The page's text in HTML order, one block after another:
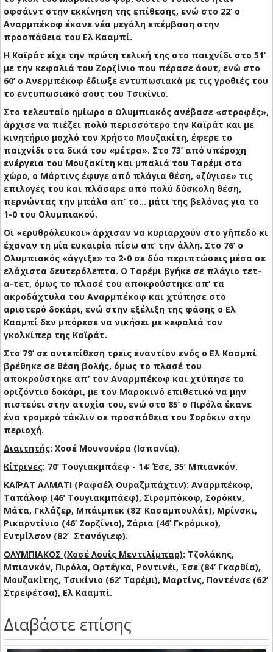
οφσάιντ στην εκκίνηση της επίθεσης, ενώ στο 22’ ο
Αναρμπέκοφ έκανε νέα μεγάλη επέμβαση στην
προσπάθεια του Ελ Κααμπί.
Η Καϊράτ είχε την πρώτη τελική της στο παιχνίδι στο 51’
με την κεφαλιά του Ζορζίνιο που πέρασε άουτ, ενώ στο
60’ ο Ανερμπέκοφ έδιωξε εντυπωσιακά με τις γροθιές του
το εντυπωσιακό σουτ του Τσικίνιο.
Στο τελευταίο ημίωρο ο Ολυμπιακός ανέβασε «στροφές»,
άρχισε να πιέζει πολύ περισσότερο την Καϊράτ και με
κινητήριο μοχλό τον Χρήστο Μουζακίτη, έφερε το
παιχνίδι στα δικά του «μέτρα». Στο 73’ από υπέροχη
ενέργεια του Μουζακίτη και μπαλιά του Ταρέμι στο
χώρο, ο Μάρτινς έφυγε από πλάγια θέση, «ζύγισε» τις
επιλογές του και πλάσαρε από πολύ δύσκολη θέση,
περνώντας την μπάλα απ’ το... μάτι της βελόνας για το
1-0 του Ολυμπιακού.
Οι «ερυθρόλευκοι» άρχισαν να κυριαρχούν στο γήπεδο κι
έχαναν τη μία ευκαιρία πίσω απ’ την άλλη. Στο 76’ ο
Ολυμπιακός «άγγιξε» το 2-0 σε δύο περιπτώσεις μέσα σε
ελάχιστα δευτερόλεπτα. Ο Ταρέμι βγήκε σε πλάγιο τετ-
α-τετ, όμως το πλασέ του αποκρούστηκε απ’ τα
ακροδάχτυλα του Αναρμπέκοφ και χτύπησε στο
αριστερό δοκάρι, ενώ στην εξέλιξη της φάσης ο Ελ
Κααμπί δεν μπόρεσε να νικήσει με κεφαλιά τον
γκολκίπερ της Καϊράτ.
Στο 79’ σε αντεπίθεση τρεις εναντίον ενός ο Ελ Κααμπί
βρέθηκε σε θέση βολής, όμως το πλασέ του
αποκρούστηκε απ’ τον Αναρμπέκοφ και χτύπησε το
οριζόντιο δοκάρι, με τον Μαροκινό επιθετικό να μην
πιστεύει στην ατυχία του, ενώ στο 85’ ο Πιρόλα έκανε
ένα τρομερό τάκλιν σε προσπάθεια του Σορόκιν στην
περιοχή.
Διαιτητής: Χοσέ Μουνουέρα (Ισπανία).
Κίτρινες: 70’ Τουγιακμπάεφ - 14’ Έσε, 35’ Μπιανκόν.
ΚΑΪΡΑΤ ΑΛΜΑΤΙ (Ραφαέλ Ουραζμπάχτιν): Αναρμπέκοφ,
Ταπάλοφ (46’ Τουγιακμπάεφ), Σιρομπόκοφ, Σορόκιν,
Μάτα, Γκλάζερ, Μπάιμπεκ (82’ Κασαμπουλάτ), Μρίνσκι,
Ρικαρντίνιο (46’ Ζορζίνιο), Ζάρια (46’ Γκρόμικο),
Εντμίλσον (82’ Στανόγιεφ).
ΟΛΥΜΠΙΑΚΟΣ (Χοσέ Λουίς Μεντιλίμπαρ): Τζολάκης,
Μπιανκόν, Πιρόλα, Ορτέγκα, Ροντινέι, Έσε (84’ Γκαρθία),
Μουζακίτης, Τσικίνιο (62’ Ταρέμι), Μαρτίνς, Ποντένσε (62’
Στρεφέτσα), Ελ Κααμπί.
Διαβάστε επίσης